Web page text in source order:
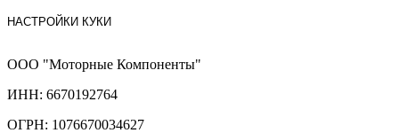
НАСТРОЙКИ КУКИ
ООО "Моторные Компоненты"
ИНН: 6670192764
ОГРН: 1076670034627